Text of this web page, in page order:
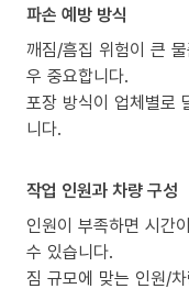
파손 예방 방식
깨짐/흠집 위험이 큰
우 중요합니다.
포장 방식이 업체별로
니다.
작업 인원과 차량 구성
인원이 부족하면 시간
수 있습니다.
짐 규모에 맞는 인원/